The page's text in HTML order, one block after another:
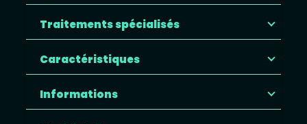
Traitements spécialisés
Caractéristiques
Informations